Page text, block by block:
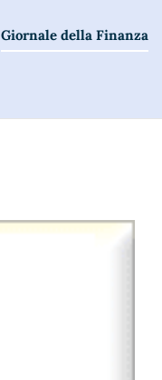
Giornale della Finanza